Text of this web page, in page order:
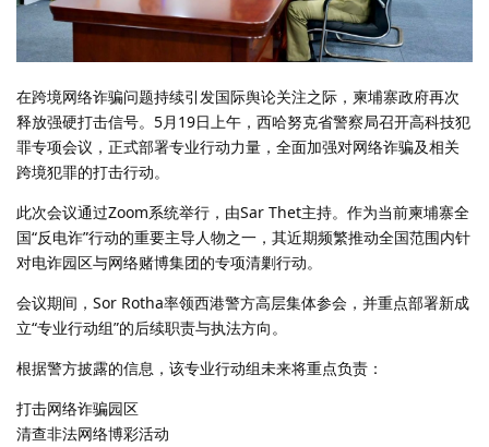
在跨境网络诈骗问题持续引发国际舆论关注之际，柬埔寨政府再次
释放强硬打击信号。5月19日上午，西哈努克省警察局召开高科技犯
罪专项会议，正式部署专业行动力量，全面加强对网络诈骗及相关
跨境犯罪的打击行动。
此次会议通过Zoom系统举行，由Sar Thet主持。作为当前柬埔寨全
国“反电诈”行动的重要主导人物之一，其近期频繁推动全国范围内针
对电诈园区与网络赌博集团的专项清剿行动。
会议期间，Sor Rotha率领西港警方高层集体参会，并重点部署新成
立“专业行动组”的后续职责与执法方向。
根据警方披露的信息，该专业行动组未来将重点负责：
打击网络诈骗园区
清查非法网络博彩活动